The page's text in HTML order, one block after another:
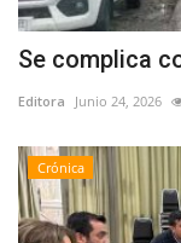
Política
Espectáculos
Se complica
Editora Junio 24, 2026
Crónica